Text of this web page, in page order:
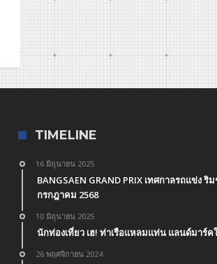
TIMELINE
16 มิถุนายน 2025
BANGSAEN GRAND PRIX เทศกาลรถแข่ง ริ
กรกฎาคม 2568
10 มิถุนายน 2025
นักท่องเที่ยว เฮ! ท่าเรือแหลมแท่น แลนด์มาร์ค
26 พฤศจิกายน 2024